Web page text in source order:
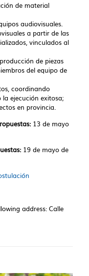
de material
audiovisuales.
a partir de las
vinculados al
de piezas
del equipo de
coordinando
ejecución exitosa;
en provincia.
13 de mayo
19 de mayo de
address: Calle